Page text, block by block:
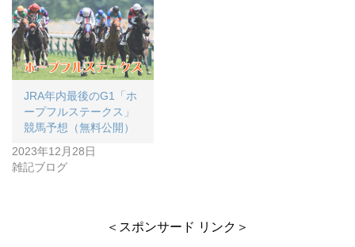
JRA年内最後のG1「ホ
ープフルステークス」
競馬予想（無料公開）
2023年12月28日
雑記ブログ
＜スポンサード リンク＞